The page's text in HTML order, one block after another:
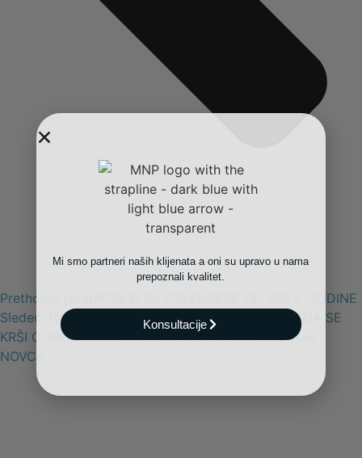
Prethodni tekst
POREZI ZA FRILENSERE OD 2023. GODINE
Sledeći tekst
PRIMANJE NOVCA U GOTOVINI – KADA SE
KRŠI ODREDBA ZAKONA O SPREČAVANJU PRANJA
NOVCA
Mi smo partneri naših klijenata a oni su upravo u nama
prepoznali kvalitet.
Konsultacije